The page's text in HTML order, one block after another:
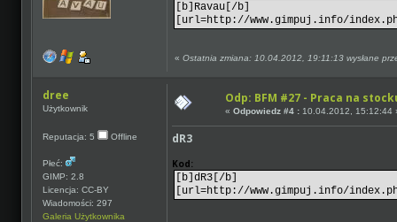
[b]Ravau[/b]
[url=http://www.gimpuj.info/
«Ostatnia zmiana: 10.04.2012, 19:11:13 wysłane
dree
Użytkownik
Reputacja: 5 Offline
Płeć:
GIMP: 2.8
Licencja: CC-BY
Wiadomości: 297
Galeria Użytkownika
Odp: BFM #27 - Praca na
«Odpowiedz #4 : 10.04.2012, 15:12:44
dR3
Kod:
[b]dR3[/b]
[url=http://www.gimpuj.info/